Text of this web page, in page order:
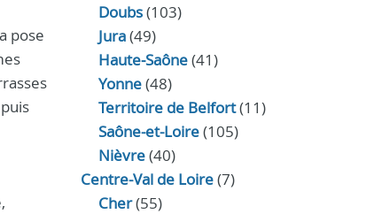
pose
Doubs(103)
Jura(49)
Haute‑Saône(41)
Yonne(48)
Territoire de Belfort(11)
Saône-et-Loire(105)
Nièvre(40)
Centre-Val de Loire(7)
Cher(55)